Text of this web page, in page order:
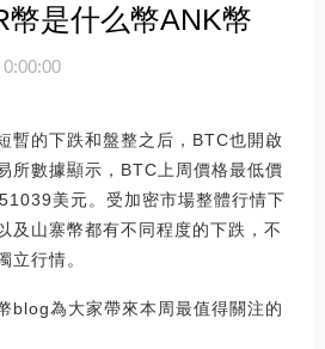
幣是什么幣ANK幣
暫的下跌和盤整之后，BTC也開啟
所數據顯示，BTC上周價格最低價
美元。受加密市場整體行情下
及山寨幣都有不同程度的下跌，不
立行情。
blog為大家帶來本周最值得關注的